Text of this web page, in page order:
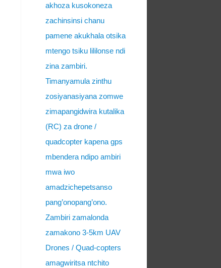
akhoza kusokoneza
zachinsinsi chanu
pamene akukhala otsika
mtengo tsiku lililonse ndi
zina zambiri.
Timanyamula zinthu
zosiyanasiyana zomwe
zimapangidwira kutalika
(RC) za drone /
quadcopter kapena gps
mbendera ndipo ambiri
mwa iwo
amadzichepetsanso
pang’onopang’ono.
Zambiri zamalonda
zamakono 3-5km UAV
Drones / Quad-copters
amagwiritsa ntchito